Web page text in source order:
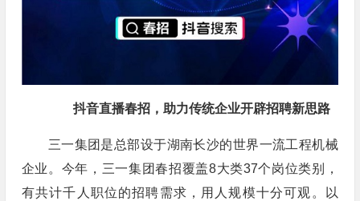
抖音直播春招，助力传统企业开辟招聘新思路
三一集团是总部设于湖南长沙的世界一流工程机械
企业。今年，三一集团春招覆盖8大类37个岗位类别，
有共计千人职位的招聘需求，用人规模十分可观。以